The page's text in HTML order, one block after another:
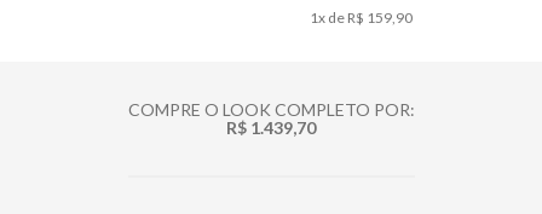
1x de R$ 159,90
COMPRE O LOOK COMPLETO POR:
R$ 1.439,70